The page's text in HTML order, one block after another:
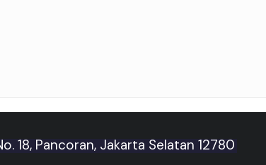
18, Pancoran, Jakarta Selatan 12780